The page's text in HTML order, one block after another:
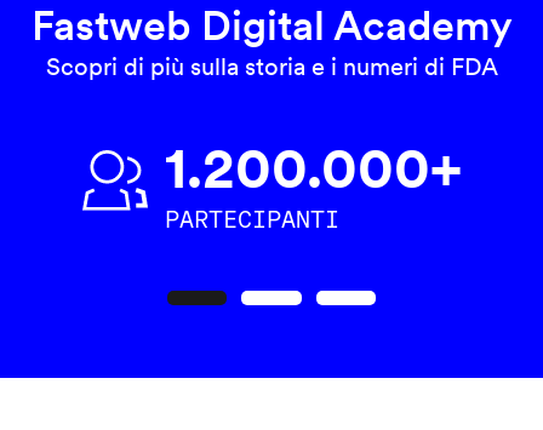
Fastweb Digital Academy
Scopri di più sulla storia e i numeri di FDA
1.200.000+
PARTECIPANTI